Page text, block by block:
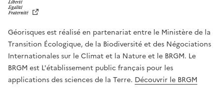
T
É
,
É
G
A
L
Géorisques est réalisé en partenariat entre le Ministère de la
Transition Écologique, de la Biodiversité et des Négociations
Internationales sur le Climat et la Nature et le BRGM. Le
BRGM est L'établissement public français pour les
applications des sciences de la Terre. Découvrir le BRGM